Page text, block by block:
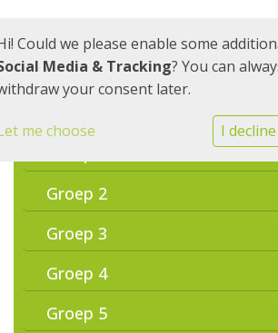
Groep 2
Groep 3
Groep 4
Groep 5
Could we please enable some
Media & Tracking? You can
your consent later.
me choose I decline